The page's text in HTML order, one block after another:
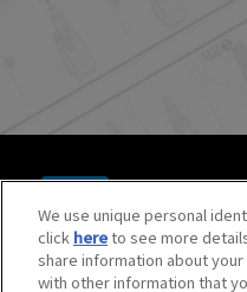
© BANDAI
©創通・サンラ
©SOTSU・
©Nintendo・
©Pokémon.
We use unique personal
click hereto see more
share information about
with other information that